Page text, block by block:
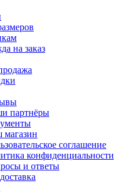
на заказ
партнёры
соглашение
конфиденциальности
и ответы